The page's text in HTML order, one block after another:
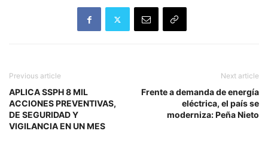
Previous article
APLICA SSPH 8 MIL
ACCIONES PREVENTIVAS,
DE SEGURIDAD Y
VIGILANCIA EN UN MES
Next article
Frente a demanda de energía
eléctrica, el país se
moderniza: Peña Nieto